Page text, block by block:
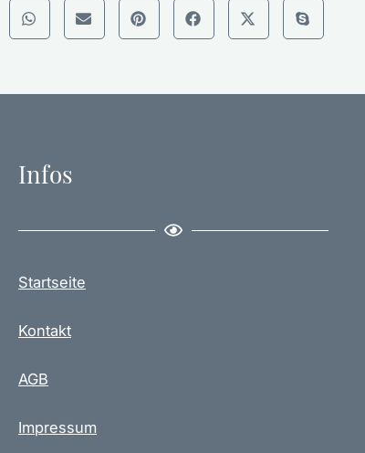
Infos
Startseite
Kontakt
AGB
Impressum